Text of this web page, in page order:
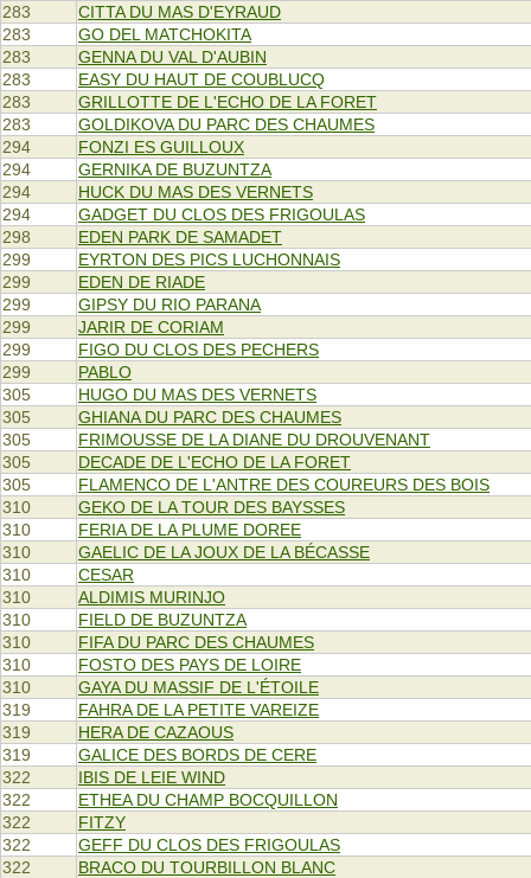
283
CITTA DU MAS D'EYRAUD
283
GO DEL MATCHOKITA
283
GENNA DU VAL D'AUBIN
283
EASY DU HAUT DE COUBLUCQ
283
GRILLOTTE DE L'ECHO DE LA FORET
283
GOLDIKOVA DU PARC DES CHAUMES
294
FONZI ES GUILLOUX
294
GERNIKA DE BUZUNTZA
294
HUCK DU MAS DES VERNETS
294
GADGET DU CLOS DES FRIGOULAS
298
EDEN PARK DE SAMADET
299
EYRTON DES PICS LUCHONNAIS
299
EDEN DE RIADE
299
GIPSY DU RIO PARANA
299
JARIR DE CORIAM
299
FIGO DU CLOS DES PECHERS
299
PABLO
305
HUGO DU MAS DES VERNETS
305
GHIANA DU PARC DES CHAUMES
305
FRIMOUSSE DE LA DIANE DU DROUVENANT
305
DECADE DE L'ECHO DE LA FORET
305
FLAMENCO DE L'ANTRE DES COUREURS DES BOIS
310
GEKO DE LA TOUR DES BAYSSES
310
FERIA DE LA PLUME DOREE
310
GAELIC DE LA JOUX DE LA BÉCASSE
310
CESAR
310
ALDIMIS MURINJO
310
FIELD DE BUZUNTZA
310
FIFA DU PARC DES CHAUMES
310
FOSTO DES PAYS DE LOIRE
310
GAYA DU MASSIF DE L'ÉTOILE
319
FAHRA DE LA PETITE VAREIZE
319
HERA DE CAZAOUS
319
GALICE DES BORDS DE CERE
322
IBIS DE LEIE WIND
322
ETHEA DU CHAMP BOCQUILLON
322
FITZY
322
GEFF DU CLOS DES FRIGOULAS
322
BRACO DU TOURBILLON BLANC